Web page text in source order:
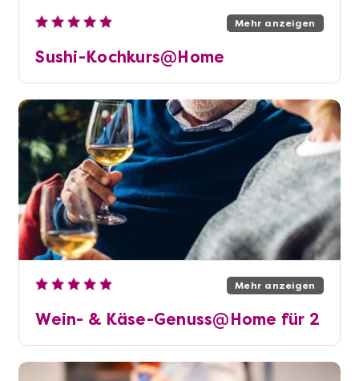
Mehr anzeigen
Sushi-Kochkurs@Home
Mehr anzeigen
Wein- & Käse-Genuss@Home für 2